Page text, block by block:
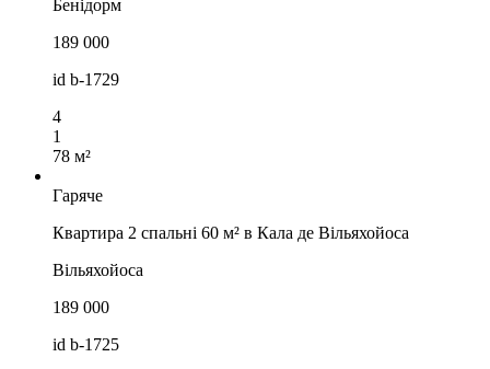
Бенідорм
189 000
id b-1729
4
1
78 м²
Гаряче
Квартира 2 спальні 60 м² в Кала де Вільяхойоса
Вільяхойоса
189 000
id b-1725